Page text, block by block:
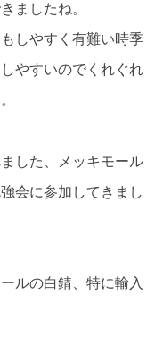
ましたね。
しやすく有難い時季
やすいのでくれぐれ
した、メッキモール
会に参加してきまし
ルの白錆、特に輸入